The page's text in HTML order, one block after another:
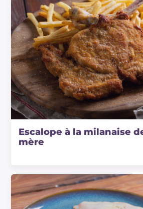
Escalope à la milanaise
mère